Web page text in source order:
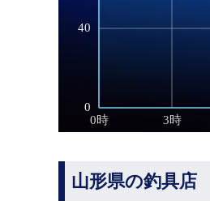
山形県の釣具店